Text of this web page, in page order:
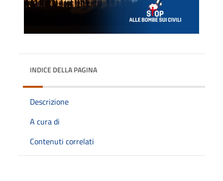
INDICE DELLA PAGINA
Descrizione
A cura di
Contenuti correlati